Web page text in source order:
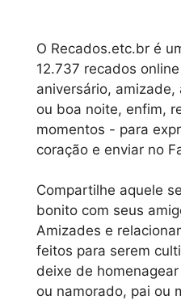
O Recados.etc.br é
12.737 recados
aniversário,
ou boa noite, enfim,
momentos - para
coração e enviar no
Compartilhe aquele
bonito com seus
Amizades e
feitos para serem
deixe de
ou namorado, pai ou